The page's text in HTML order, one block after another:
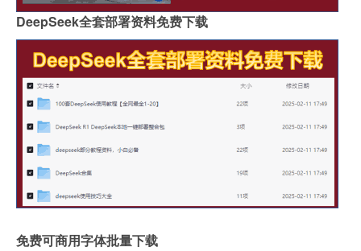
DeepSeek全套部署资料免费下载
免费可商用字体批量下载